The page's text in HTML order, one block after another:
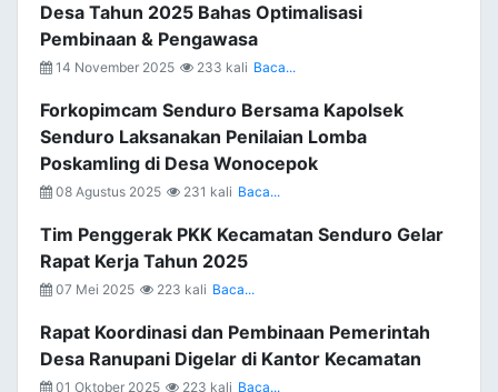
Desa Tahun 2025 Bahas Optimalisasi
Pembinaan & Pengawasa
14 November 2025 233 kali Baca...
Forkopimcam Senduro Bersama Kapolsek
Senduro Laksanakan Penilaian Lomba
Poskamling di Desa Wonocepok
08 Agustus 2025 231 kali Baca...
Tim Penggerak PKK Kecamatan Senduro Gelar
Rapat Kerja Tahun 2025
07 Mei 2025 223 kali Baca...
Rapat Koordinasi dan Pembinaan Pemerintah
Desa Ranupani Digelar di Kantor Kecamatan
01 Oktober 2025 223 kali Baca...